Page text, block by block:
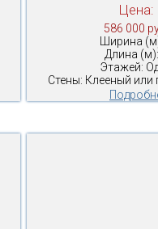
Цена:
586 000
Ширина
Длина
Этажей:
Стены: Клееный или